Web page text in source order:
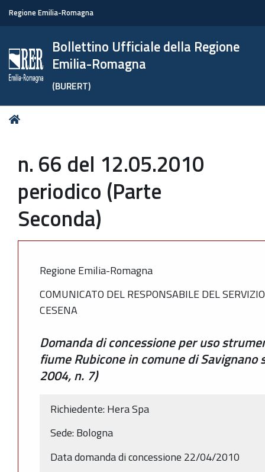
Regione Emilia-Romagna
Bollettino Ufficiale della Regione
Emilia-Romagna
(BURERT)
Tu
n. 66 del 12.05.2010
periodico (Parte
Seconda)
Regione Emilia-Romagna
COMUNICATO DEL RESPONSABILE DEL
CESENA
Domanda di concessione per uso
fiume Rubicone in comune di Savignano
2004, n. 7)
Richiedente: Hera Spa
Sede: Bologna
Data domanda di concessione 22/04/2010